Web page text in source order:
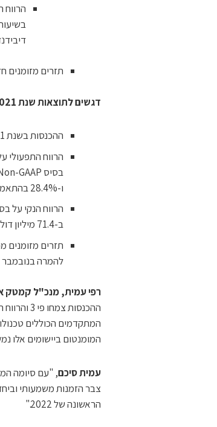
תזרים מזומנים חזק
דגשים לתוצאות שנת 2021:
ההכנסות בשנת 2021 הסתכמו בשיא של כ-269.7 מיליון דולר; גידול של 73% ביחס לאשתקד;
ו-28.4% בהתאמה;
ב-71.4 מיליון דולר;
להמרה בנובמבר 2021 הביא ליתרת מזומנים ופקדונות לטווח קצר וארוך של 430 מיליון דולר.
רפי עמית, מנכ"ל קמטק
המומנטום ביישומים אלו נמשך עם הזמנות בהיקף של
עמית סיכם
צבר הזמנות משמעותי
הראשונה של 2022."